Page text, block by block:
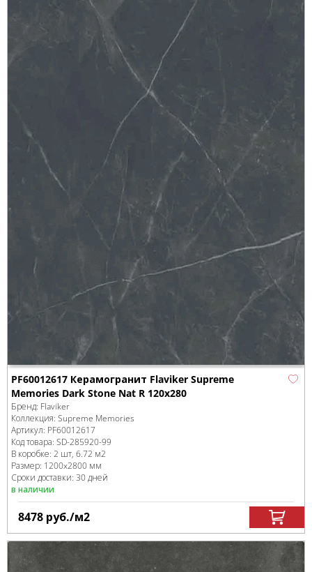
PF60012617 Керамогранит Flaviker Supreme
Memories Dark Stone Nat R 120x280
Бренд: Flaviker
Коллекция: Supreme Memories
Артикул: PF60012617
Код товара: SD-285920-99
В коробке: 2 шт, 6.72 м2
Размер: 1200x2800 мм
Сроки доставки: 30 дней
в наличии
8478 руб./м2